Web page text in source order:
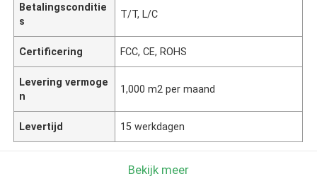
Betalingsconditie
s
T/T, L/C
Certificering FCC, CE, ROHS
Levering vermoge
n
1,000 m2 per maand
Levertijd 15 werkdagen
Bekijk meer